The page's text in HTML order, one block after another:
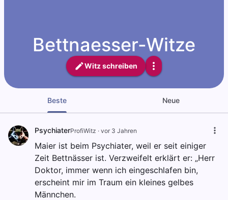
Bettnaesser-Witze
Witz schreiben
Beste Neue
PsychiaterProfiWitz · vor 3 Jahren
Maier ist beim Psychiater, weil er seit einiger
Zeit Bettnässer ist. Verzweifelt erklärt er: „Herr
Doktor, immer wenn ich eingeschlafen bin,
erscheint mir im Traum ein kleines gelbes
Männchen.